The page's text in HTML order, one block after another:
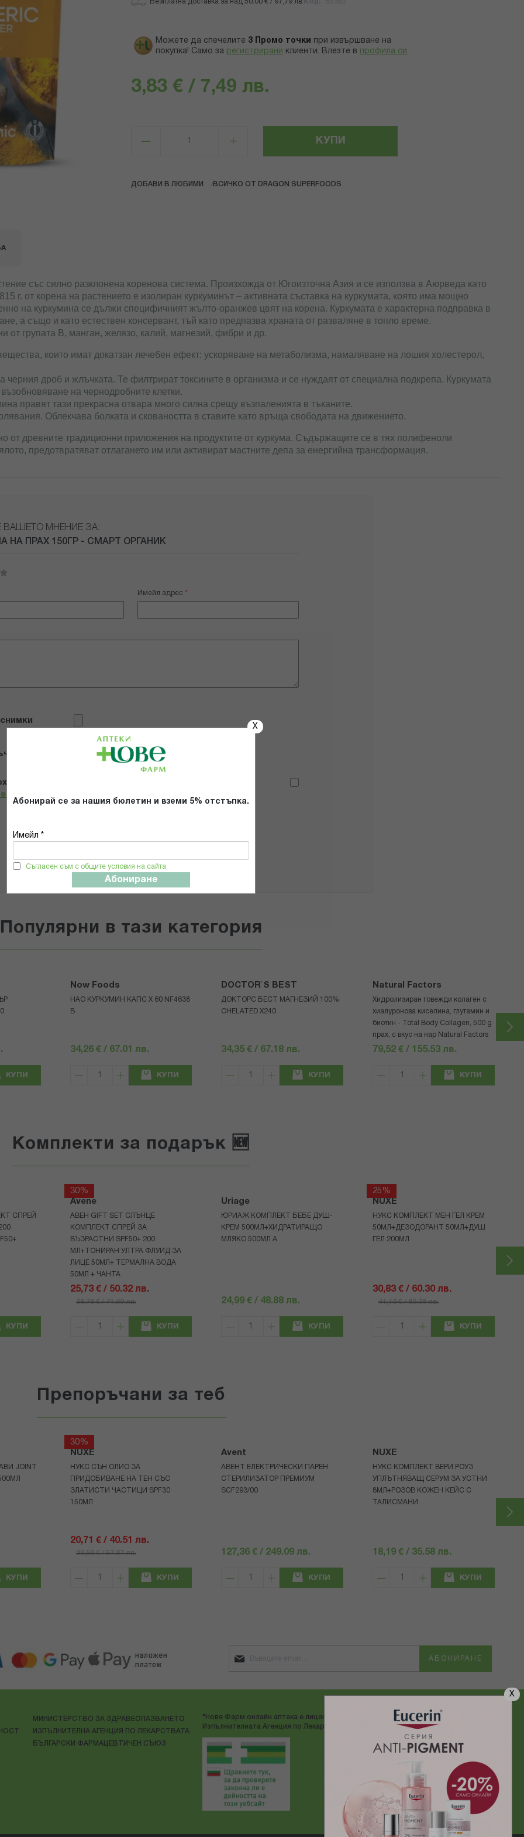
X
X
Абонирай се за нашия бюлетин и вземи 5% отстъпка.
Имейл *
Съгласен съм с общите условия на сайта
Абониране
Безплатна доставка за над 50.00 € / 97,79 лв.
Можете да спечелите 3 Промо точки
при извършване на
покупка! Само за регистрирани клиенти. Влезте в профила си .
3,83 € / 7,49 лв.
КУПИ
ДОБАВИ В ЛЮБИМИ ВСИЧКО ОТ DRAGON SUPERFOODS
със силно разклонена коренова система. Произхожда от Югоизточна Азия и се използва в Аюрведа като
г. от корена на растението е изолиран куркуминът – активната съставка на куркумата, която има мощно
на куркумина се дължи специфичният жълто-оранжев цвят на корена. Куркумата е характерна подправка в
а също и като естествен консервант, тъй като предпазва храната от разваляне в топло време.
от групата В, манган, желязо, калий, магнезий, фибри и др.
които имат докатзан лечебен ефект: ускоряване на метаболизма, намаляване на лошия холестерол,
дроб и жлъчката. Те филтрират токсините в организма и се нуждаят от специална подкрепа. Куркумата
на чернодробните клетки.
правят тази прекрасна отвара много силна срещу възпаленията в тъканите.
Облекчава болката и сковаността в ставите като връща свободата на движението.
от древните традиционни приложения на продуктите от куркума. Съдържащите се в тях полифеноли
предотвратяват отлагането им или активират мастните депа за енергийна трансформация.
ВАШЕТО МНЕНИЕ ЗА:
НА ПРАХ 150ГР - СМАРТ ОРГАНИК
Имейл адрес
продукта
и се съгласявам с
Популярни в тази категория
КУПИ
Now Foods
НАО КУРКУМИН КАПС Х 60 NF4638
В
34,26 € / 67.01 лв.
КУПИ
DOCTOR`S BEST
ДОКТОРС БЕСТ МАГНЕЗИЙ 100%
CHELATED Х240
34,35 € / 67.18 лв.
КУПИ
Natural Factors
Хидролизиран говежди колаген с
хиалуронова киселина, глутамин и
биотин - Total Body Collagen, 500 g
прах, с вкус на нар Natural Factors
79,52 € / 155.53 лв.
КУПИ
Комплекти за подарък 🆕
СПРЕЙ
КУПИ
30%
Avene
АВЕН GIFT SET СЛЪНЦЕ
КОМПЛЕКТ СПРЕЙ ЗА
ВЪЗРАСТНИ SPF50+ 200
МЛ+ТОНИРАН УЛТРА ФЛУИД ЗА
ЛИЦЕ 50МЛ+ ТЕРМАЛНА ВОДА
50МЛ + ЧАНТА
25,73 € / 50.32 лв.
36,76 € / 71.90 лв.
КУПИ
Uriage
ЮРИАЖ КОМПЛЕКТ БЕБЕ ДУШ-
КРЕМ 500МЛ+ХИДРАТИРАЩО
МЛЯКО 500МЛ A
24,99 € / 48.88 лв.
КУПИ
25%
NUXE
НУКС КОМПЛЕКТ МЕН ГЕЛ КРЕМ
50МЛ+ДЕЗОДОРАНТ 50МЛ+ДУШ
ГЕЛ 200МЛ
30,83 € / 60.30 лв.
41,10 € / 80.38 лв.
КУПИ
Препоръчани за теб
JOINT
КУПИ
30%
NUXE
НУКС СЪН ОЛИО ЗА
ПРИДОБИВАНЕ НА ТЕН СЪС
ЗЛАТИСТИ ЧАСТИЦИ SPF30
150МЛ
20,71 € / 40.51 лв.
29,59 € / 57.87 лв.
КУПИ
Avent
АВЕНТ ЕЛЕКТРИЧЕСКИ ПАРЕН
СТЕРИЛИЗАТОР ПРЕМИУМ
SCF293/00
127,36 € / 249.09 лв.
КУПИ
NUXE
НУКС КОМПЛЕКТ ВЕРИ РОУЗ
УПЛЪТНЯВАЩ СЕРУМ ЗА УСТНИ
8МЛ+РОЗОВ КОЖЕН КЕЙС С
ТАЛИСМАНИ
18,19 € / 35.58 лв.
КУПИ
АБОНИРАНЕ
МИНИСТЕРСТВО ЗА ЗДРАВЕОПАЗВАНЕТО
ИЗПЪЛНИТЕЛНА АГЕНЦИЯ ПО ЛЕКАРСТВАТА
БЪЛГАРСКИ ФАРМАЦЕВТИЧЕН СЪЮЗ
"Нове Фарм онлайн аптека е лицензирана от
Изпълнителната Агенция по Лекарствата"
ДОСТАВЯМЕ С: